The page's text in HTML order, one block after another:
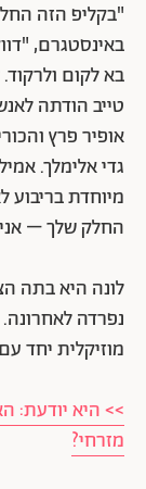
"בקליפ הזה
באינסטגרם,
בא לקום
טייב הודתה
אופיר פרץ
גדי אלימלך.
מיוחדת בריבוע
החלק שלך –
לונה היא בתה
נפרדה
מוזיקלית יחד
>> היא יודעת:
מזרחי?